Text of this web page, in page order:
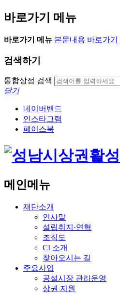
바로가기 메뉴
바로가기 메뉴 본문내용 바로가기
검색하기
통합상점 검색
닫기
네이버밴드
인스타그램
페이스북
메인메뉴
재단소개
인사말
설립취지·연혁
조직도
CI 소개
찾아오시는 길
주요사업
공설시장 관리운영
상권 지원